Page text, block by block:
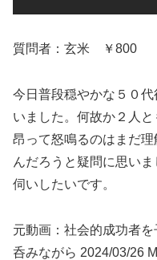
質問者：玄米 ￥800
今日普段穏やかな５０
いました。何故か２人
昂って怒鳴るのはまだ
んだろうと疑問に思い
伺いしたいです。
元動画：社会的成功者
呑みながら 2024/